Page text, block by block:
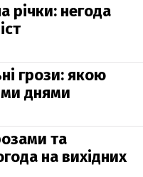
річки: негода
грози: якою
днями
та
на вихідних